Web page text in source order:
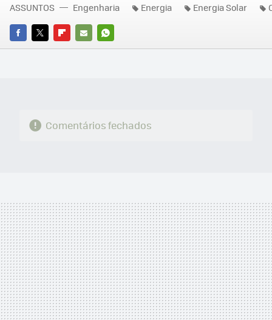
FACEBOOK
TWITTERFLIPBOARD
E-
WHATSAPP
ASSUNTOS Engenharia Energia Energia Solar
Comentários fechados